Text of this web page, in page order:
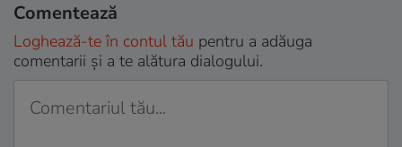
Comentează
Loghează-te în contul tău pentru a adăuga
comentarii și a te alătura dialogului.